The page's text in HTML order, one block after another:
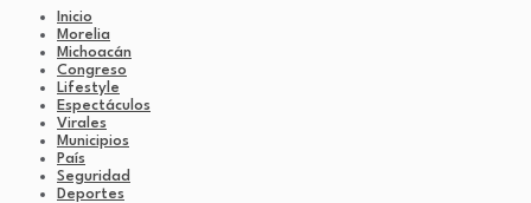
Inicio
Morelia
Michoacán
Congreso
Lifestyle
Espectáculos
Virales
Municipios
País
Seguridad
Deportes